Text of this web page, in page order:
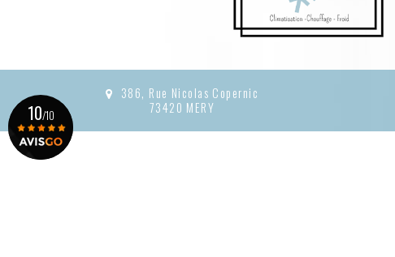
386, Rue Nicolas Copernic
73420 MERY
10/10